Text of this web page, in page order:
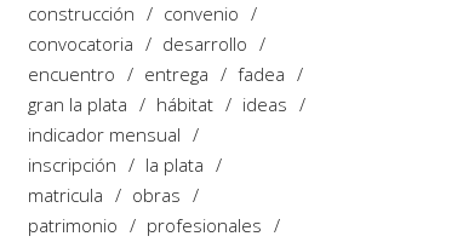
construcción
convenio
convocatoria
desarrollo
encuentro
entrega
fadea
gran la plata
hábitat
ideas
indicador mensual
inscripción
la plata
matricula
obras
patrimonio
profesionales